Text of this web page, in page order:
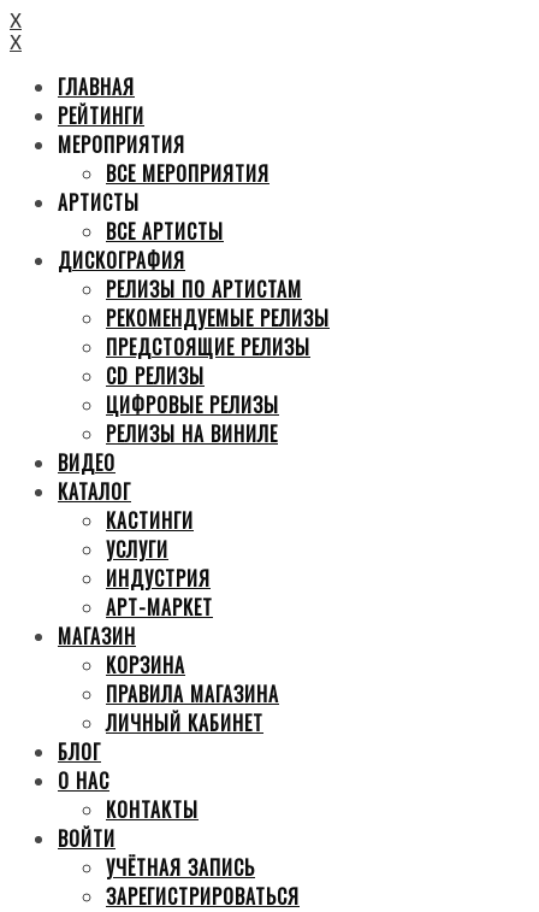
X
X
ГЛАВНАЯ
РЕЙТИНГИ
МЕРОПРИЯТИЯ
ВСЕ МЕРОПРИЯТИЯ
АРТИСТЫ
ВСЕ АРТИСТЫ
ДИСКОГРАФИЯ
РЕЛИЗЫ ПО АРТИСТАМ
РЕКОМЕНДУЕМЫЕ РЕЛИЗЫ
ПРЕДСТОЯЩИЕ РЕЛИЗЫ
CD РЕЛИЗЫ
ЦИФРОВЫЕ РЕЛИЗЫ
РЕЛИЗЫ НА ВИНИЛЕ
ВИДЕО
КАТАЛОГ
КАСТИНГИ
УСЛУГИ
ИНДУСТРИЯ
АРТ-МАРКЕТ
МАГАЗИН
КОРЗИНА
ПРАВИЛА МАГАЗИНА
ЛИЧНЫЙ КАБИНЕТ
БЛОГ
О НАС
КОНТАКТЫ
ВОЙТИ
УЧЁТНАЯ ЗАПИСЬ
ЗАРЕГИСТРИРОВАТЬСЯ